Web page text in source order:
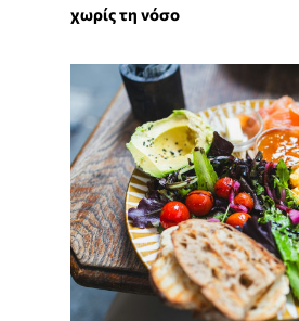
χωρίς τη νόσο